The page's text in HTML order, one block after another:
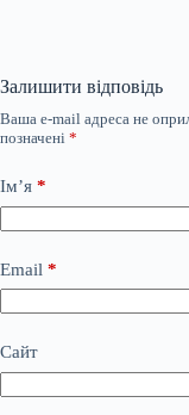
Залишити відповідь
Ваша e-mail адреса не
позначені *
Ім’я *
Email *
Сайт